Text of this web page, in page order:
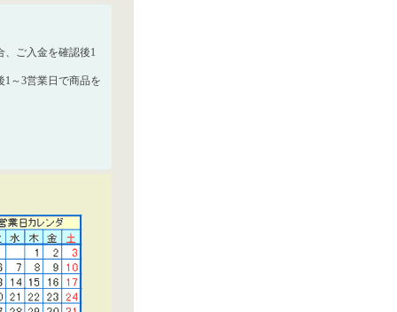
、ご入金を確認後1
～3営業日で商品を